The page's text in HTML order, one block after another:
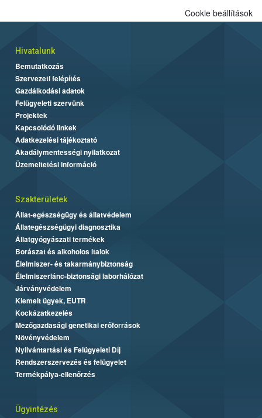
Cookie beállítások
Hivatalunk
Bemutatkozás
Szervezeti felépítés
Gazdálkodási adatok
Felügyeleti szervünk
Projektek
Kapcsolódó linkek
Adatkezelési tájékoztató
Akadálymentességi nyilatkozat
Üzemeltetési információ
Szakterületek
Állat-egészségügy és állatvédelem
Állategészségügyi diagnosztika
Állatgyógyászati termékek
Borászat és alkoholos italok
Élelmiszer- és takarmánybiztonság
Élelmiszerlánc-biztonsági laborhálózat
Járványvédelem
Kiemelt ügyek, EUTR
Kockázatkezelés
Mezőgazdasági genetikai erőforrások
Növényvédelem
Nyilvántartási és Felügyeleti Díj
Rendszerszervezés és felügyelet
Termékpálya-ellenőrzés
Ügyintézés